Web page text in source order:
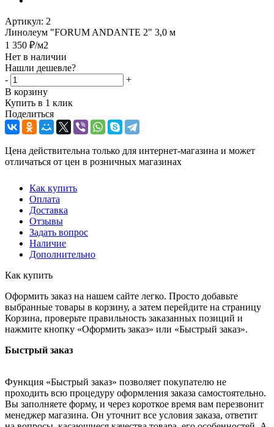
Артикул: 2
Линолеум "FORUM ANDANTE 2" 3,0 м
1 350 ₽/м2
Нет в наличии
Нашли дешевле?
-
+
В корзину
Купить в 1 клик
Поделиться
Цена действительна только для интернет-магазина и может
отличаться от цен в розничных магазинах
Как купить
Оплата
Доставка
Отзывы
Задать вопрос
Наличие
Дополнительно
Как купить
Оформить заказ на нашем сайте легко. Просто добавьте
выбранные товары в корзину, а затем перейдите на страницу
Корзина, проверьте правильность заказанных позиций и
нажмите кнопку «Оформить заказ» или «Быстрый заказ».
Быстрый заказ
Функция «Быстрый заказ» позволяет покупателю не
проходить всю процедуру оформления заказа самостоятельно.
Вы заполняете форму, и через короткое время вам перезвонит
менеджер магазина. Он уточнит все условия заказа, ответит